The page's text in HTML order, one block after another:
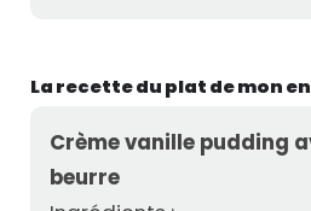
La recette du plat de mon
Crème vanille pudding
beurre